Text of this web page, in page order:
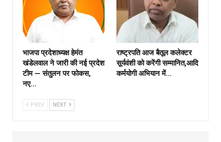
भाजपा प्रदेशाध्यक्ष हेमंत
खंडेलवाल ने जारी की नई प्रदेश
टीम — संतुलन पर फोकस,
नए…
राष्ट्रपति आज बैतूल कलेक्टर
सूर्यवंशी को करेंगी सम्मानित,आदि
कर्मयोगी अभियान में…
PREV NEXT